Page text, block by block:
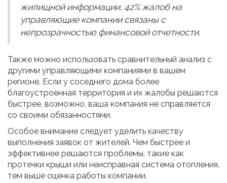
жилищной информации, 42% жалоб на
управляющие компании связаны с
непрозрачностью финансовой отчетности.
Также можно использовать сравнительный анализ с
другими управляющими компаниями в вашем
регионе. Если у соседнего дома более
благоустроенная территория и их жалобы решаются
быстрее, возможно, ваша компания не справляется
со своими обязанностями.
Особое внимание следует уделить качеству
выполнения заявок от жителей. Чем быстрее и
эффективнее решаются проблемы, такие как
протечки крыши или неисправная система отопления,
тем выше оценка работы компании.